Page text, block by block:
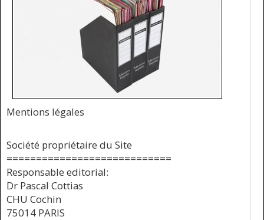
Mentions légales
Société propriétaire du Site
============================
Responsable editorial:
Dr Pascal Cottias
CHU Cochin
75014 PARIS